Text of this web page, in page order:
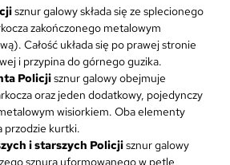
sznur galowy składa się ze splecionego
zakończonego metalowym
Całość układa się po prawej stronie
i przypina do górnego guzika.
Policjisznur galowy obejmuje
oraz jeden dodatkowy, pojedynczy
wisiorkiem. Oba elementy
przodzie kurtki.
i starszych Policjisznur galowy
sznura uformowanego w pętlę,